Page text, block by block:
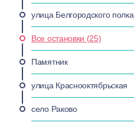
улица Белгородского полка
Все остановки (25)
Памятник
улица Краснооктябрьская
село Раково